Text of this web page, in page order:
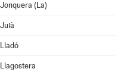
Jonquera (La)
Juià
Lladó
Llagostera